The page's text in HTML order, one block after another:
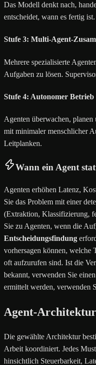
Das Modell denkt nach,
entscheidet, wann es fertig
Stufe 3: Multi-Agent-
Mehrere spezialisierte
Aufgaben zu lösen.
Stufe 4: Autonomer Betrieb
Agenten überwachen,
mit minimaler menschlicher
Leitplanken.
Wann ein Agent
Agenten erhöhen Latenz,
Sie das Problem mit einer
(Extraktion, Klassifizierung,
Sie zu Agenten, wenn die
Entscheidungsfindung
vorhersagen können, welche
oft aufzurufen sind. Ist die
bekannt, verwenden Sie
ermittelt werden, verwenden
Agent-
Die gewählte Architektur
Arbeit koordiniert. Jedes
hinsichtlich Steuerbarkeit,